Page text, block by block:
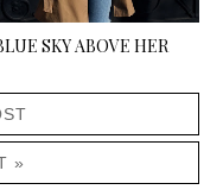
SKY ABOVE HER
»